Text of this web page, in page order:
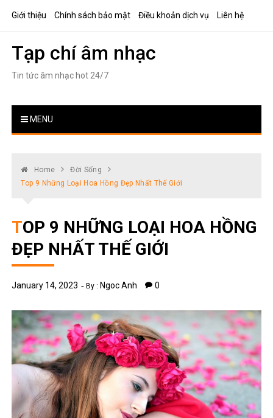
Giới thiệu Chính sách bảo mật Điều khoản dịch vụ Liên hệ
Tạp chí âm nhạc
Tin tức âm nhạc hot 24/7
MENU
Home
Đời Sống
Top 9 Những Loại Hoa Hồng Đẹp Nhất Thế Giới
TOP 9 NHỮNG LOẠI HOA HỒNG
ĐẸP NHẤT THẾ GIỚI
January 14, 2023 By : Ngoc Anh 0